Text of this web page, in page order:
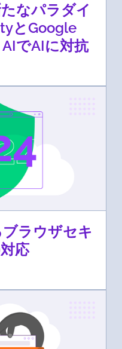
なパラダイ
とGoogle
でAIに対抗
ラウザセキ
応